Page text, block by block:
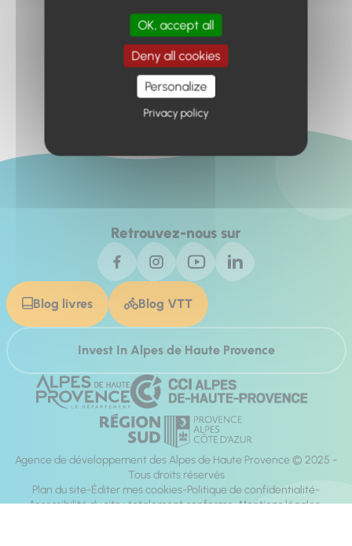
Retour à l'accueil
Retrouvez-nous sur
Blog livres Blog VTT
Invest In Alpes de Haute Provence
Agence de développement des Alpes de Haute Provence © 2025 -
Tous droits réservés
Plan du site Éditer mes cookies Politique de confidentialité
Accessibilité du site : totalement conforme Mentions légales
OK, accept all
Deny all cookies
Personalize
Privacy policy